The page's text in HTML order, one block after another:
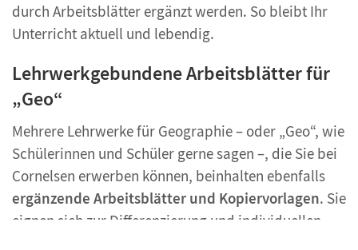
durch Arbeitsblätter ergänzt werden. So bleibt Ihr
Unterricht aktuell und lebendig.
Lehrwerkgebundene Arbeitsblätter für
„Geo“
Mehrere Lehrwerke für Geographie – oder „Geo“, wie
Schülerinnen und Schüler gerne sagen –, die Sie bei
Cornelsen erwerben können, beinhalten ebenfalls
ergänzende Arbeitsblätter und Kopiervorlagen. Sie
eignen sich zur Differenzierung und individuellen